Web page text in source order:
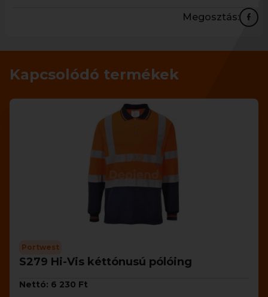
Megosztás:
Kapcsolódó termékek
Portwest
S279 Hi-Vis kéttónusú pólóing
Nettó: 6 230 Ft